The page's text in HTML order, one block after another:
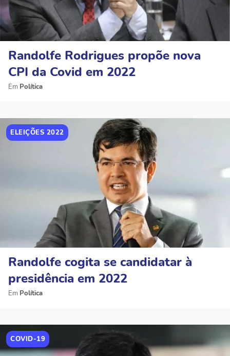
Randolfe Rodrigues propõe nova
CPI da Covid em 2022
Política
ELEIÇÕES 2022
Randolfe cogita se candidatar à
presidência em 2022
Política
COVID-19